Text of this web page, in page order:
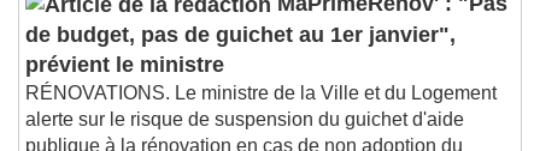
Audio Track
Picture-in-Picture
Beginning of dialog window. Escape will cancel
and close the window.
MaPrimeRenov' : "Pas
de budget, pas de guichet au 1er janvier",
prévient le ministre
RÉNOVATIONS. Le ministre de la Ville et du Logement
alerte sur le risque de suspension du guichet d'aide